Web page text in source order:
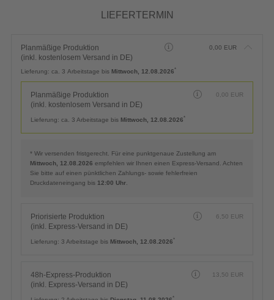
LIEFERTERMIN
Planmäßige Produktion
(inkl. kostenlosem Versand in DE)
0,00 EUR
Lieferung: ca. 3 Arbeitstage bis Mittwoch, 12.08.2026*
Planmäßige Produktion
(inkl. kostenlosem Versand in DE)
0,00 EUR
Lieferung: ca. 3 Arbeitstage bis Mittwoch, 12.08.2026*
* Wir versenden fristgerecht. Für eine punktgenaue Zustellung am
Mittwoch, 12.08.2026 empfehlen wir Ihnen einen Express-Versand. Achten
Sie bitte auf einen pünktlichen Zahlungs- sowie fehlerfreien
Druckdateneingang bis 12:00 Uhr
Priorisierte Produktion
(inkl. Express-Versand in DE)
6,50 EUR
Lieferung: 3 Arbeitstage bis Mittwoch, 12.08.2026*
48h-Express-Produktion
(inkl. Express-Versand in DE)
13,50 EUR
*